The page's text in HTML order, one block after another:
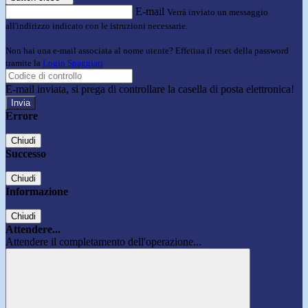
E-mail Verrà inviato un messaggio
all'indirizzo indicato con le istruzioni necessarie.
Non hai una e-mail associata al nome utente? Effettua il reset della password
tramite la Login Spaggiari
E-mail inviata, si prega di controllare la casella di posta elettronica!
Errore
Chiudi
Successo
Chiudi
Informazione
Chiudi
Attendere...
Attendere il completamento dell'operazione...